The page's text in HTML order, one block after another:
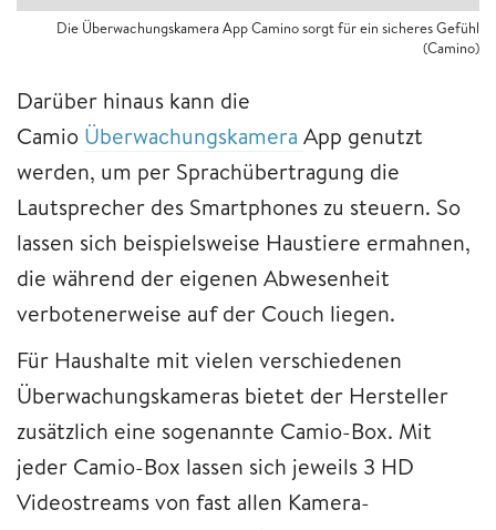
Die Überwachungskamera App Camino sorgt für ein sicheres Gefühl
(Camino)
Darüber hinaus kann die
Camio Überwachungskamera App genutzt
werden, um per Sprachübertragung die
Lautsprecher des Smartphones zu steuern. So
lassen sich beispielsweise Haustiere ermahnen,
die während der eigenen Abwesenheit
verbotenerweise auf der Couch liegen.
Für Haushalte mit vielen verschiedenen
Überwachungskameras bietet der Hersteller
zusätzlich eine sogenannte Camio-Box. Mit
jeder Camio-Box lassen sich jeweils 3 HD
Videostreams von fast allen Kamera-